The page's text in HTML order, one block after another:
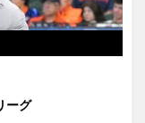
ーグ